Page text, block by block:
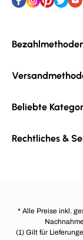
Beliebte
Rechtliches &
* Alle Preise inkl.
(1) Gilt für